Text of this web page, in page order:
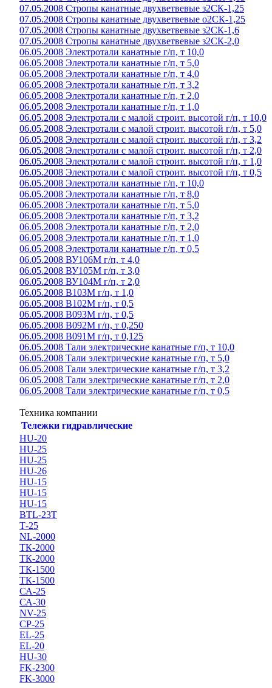
07.05.2008 Стропы канатные двухветвевые з2СК-1,25
07.05.2008 Стропы канатные двухветвевые о2СК-1,25
07.05.2008 Стропы канатные двухветвевые з2СК-1,6
07.05.2008 Стропы канатные двухветвевые з2СК-2,0
06.05.2008 Электротали канатные г/п, т 10,0
06.05.2008 Электротали канатные г/п, т 5,0
06.05.2008 Электротали канатные г/п, т 4,0
06.05.2008 Электротали канатные г/п, т 3,2
06.05.2008 Электротали канатные г/п, т 2,0
06.05.2008 Электротали канатные г/п, т 1,0
06.05.2008 Электротали с малой строит. высотой г/п, т 10,0
06.05.2008 Электротали с малой строит. высотой г/п, т 5,0
06.05.2008 Электротали с малой строит. высотой г/п, т 3,2
06.05.2008 Электротали с малой строит. высотой г/п, т 2,0
06.05.2008 Электротали с малой строит. высотой г/п, т 1,0
06.05.2008 Электротали с малой строит. высотой г/п, т 0,5
06.05.2008 Электротали канатные г/п, т 10,0
06.05.2008 Электротали канатные г/п, т 8,0
06.05.2008 Электротали канатные г/п, т 5,0
06.05.2008 Электротали канатные г/п, т 3,2
06.05.2008 Электротали канатные г/п, т 2,0
06.05.2008 Электротали канатные г/п, т 1,0
06.05.2008 Электротали канатные г/п, т 0,5
06.05.2008 ВУ106М г/п, т 4,0
06.05.2008 ВУ105М г/п, т 3,0
06.05.2008 ВУ104М г/п, т 2,0
06.05.2008 В103М г/п, т 1,0
06.05.2008 В102М г/п, т 0,5
06.05.2008 В093М г/п, т 0,5
06.05.2008 В092М г/п, т 0,250
06.05.2008 В091М г/п, т 0,125
06.05.2008 Тали электрические канатные г/п, т 10,0
06.05.2008 Тали электрические канатные г/п, т 5,0
06.05.2008 Тали электрические канатные г/п, т 3,2
06.05.2008 Тали электрические канатные г/п, т 2,0
06.05.2008 Тали электрические канатные г/п, т 0,5
Техника компании
Тележки гидравлические
HU-20
HU-25
HU-25
HU-26
HU-15
HU-15
HU-15
BTL-23T
Т-25
NL-2000
ТК-2000
ТК-2000
ТК-1500
ТК-1500
СА-25
СА-30
NV-25
CP-25
EL-25
EL-20
HU-30
FK-2300
FK-3000